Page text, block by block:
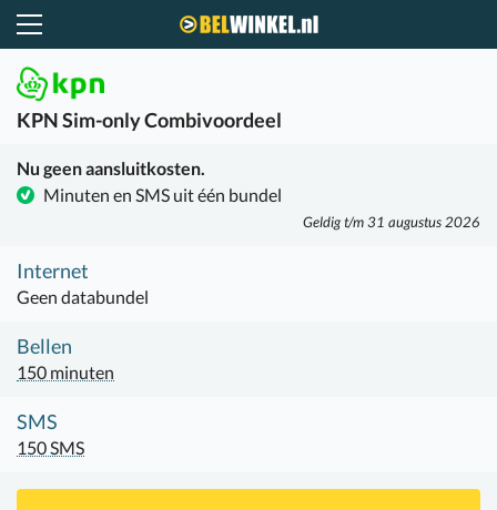
KPNSim-only Combivoordeel
Nu geen aansluitkosten.
Minuten en SMS uit één bundel
Geldig t/m 31 augustus 2026
Internet
Geen databundel
Bellen
150 minuten
SMS
150 SMS